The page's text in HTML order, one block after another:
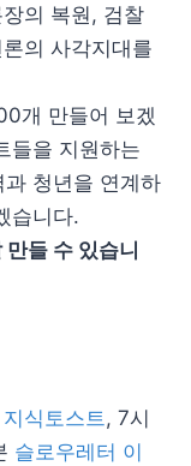
의 복원, 검찰
의 사각지대를
개 만들어 보겠
들을 지원하는
청년을 연계하
습니다.
들 수 있습니
식토스트 , 7시
슬로우레터 이